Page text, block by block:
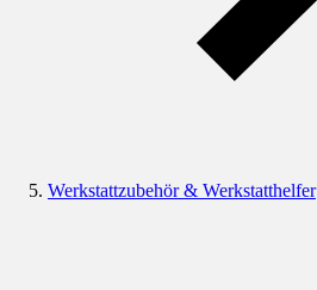
Werkstattzubehör & Werkstatthelfer